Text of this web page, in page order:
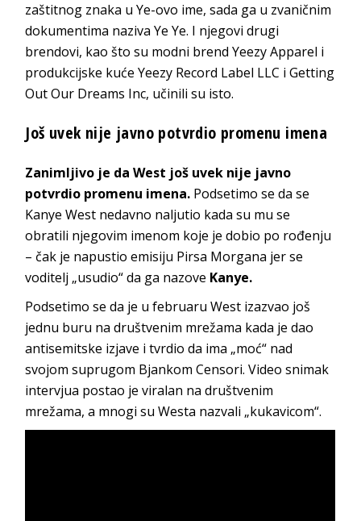
zaštitnog znaka u Ye-ovo ime, sada ga u zvaničnim
dokumentima naziva Ye Ye. I njegovi drugi
brendovi, kao što su modni brend Yeezy Apparel i
produkcijske kuće Yeezy Record Label LLC i Getting
Out Our Dreams Inc, učinili su isto.
Još uvek nije javno potvrdio promenu imena
Zanimljivo je da West još uvek nije javno
potvrdio promenu imena. Podsetimo se da se
Kanye West nedavno naljutio kada su mu se
obratili njegovim imenom koje je dobio po rođenju
– čak je napustio emisiju Pirsa Morgana jer se
voditelj „usudio“ da ga nazove Kanye.
Podsetimo se da je u februaru West izazvao još
jednu buru na društvenim mrežama kada je dao
antisemitske izjave i tvrdio da ima „moć“ nad
svojom suprugom Bjankom Censori. Video snimak
intervjua postao je viralan na društvenim
mrežama, a mnogi su Westa nazvali „kukavicom“.